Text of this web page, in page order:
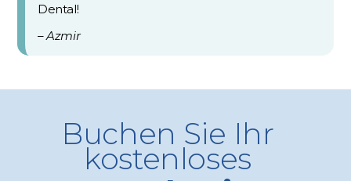
Dental!
– Azmir
Buchen Sie Ihr
kostenloses